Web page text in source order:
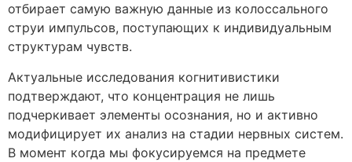
отбирает самую важную данные из колоссального
струи импульсов, поступающих к индивидуальным
структурам чувств.
Актуальные исследования когнитивистики
подтверждают, что концентрация не лишь
подчеркивает элементы осознания, но и активно
модифицирует их анализ на стадии нервных систем.
В момент когда мы фокусируемся на предмете